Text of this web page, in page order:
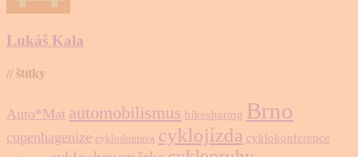
Lukáš Kala
// štítky
Auto*Mat automobilismus bikesharing Brno
copenhagenize cyklodoprava cyklojízda cyklokonference